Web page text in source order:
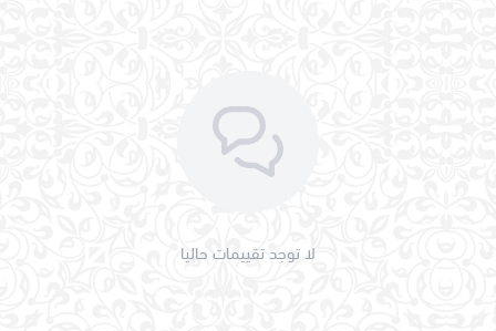
لا توجد تقييمات حاليا